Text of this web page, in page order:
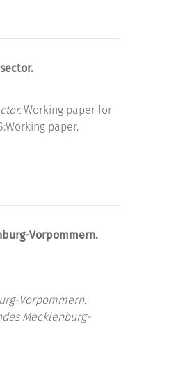
Working paper for
paper.
Vorpommern.
Vorpommern.
Mecklenburg-